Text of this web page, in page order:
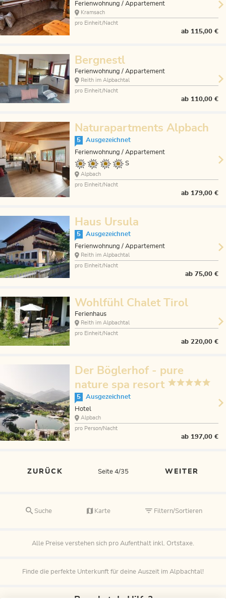
Ferienwohnung / Appartement
Kramsach
pro Einheit/Nacht
ab 115,00 €
Bergnestl
Ferienwohnung / Appartement
Reith im Alpbachtal
pro Einheit/Nacht
ab 110,00 €
Naturapartments Alpbach
5
Ausgezeichnet
Ferienwohnung / Appartement
S
Alpbach
pro Einheit/Nacht
ab 179,00 €
Haus Ursula
5
Ausgezeichnet
Ferienwohnung / Appartement
Reith im Alpbachtal
pro Einheit/Nacht
ab 75,00 €
Wohlfühl Chalet Tirol
Ferienhaus
Reith im Alpbachtal
pro Einheit/Nacht
ab 220,00 €
Der Böglerhof - pure
nature spa resort
5
Ausgezeichnet
Hotel
Alpbach
pro Person/Nacht
ab 197,00 €
ZURÜCK Seite 4/35 WEITER
Suche Karte Filtern/Sortieren
Alle Preise verstehen sich pro Aufenthalt inkl. Ortstaxe.
Finde die perfekte Unterkunft für deine Auszeit im Alpbachtal!
Brauchst du Hilfe?